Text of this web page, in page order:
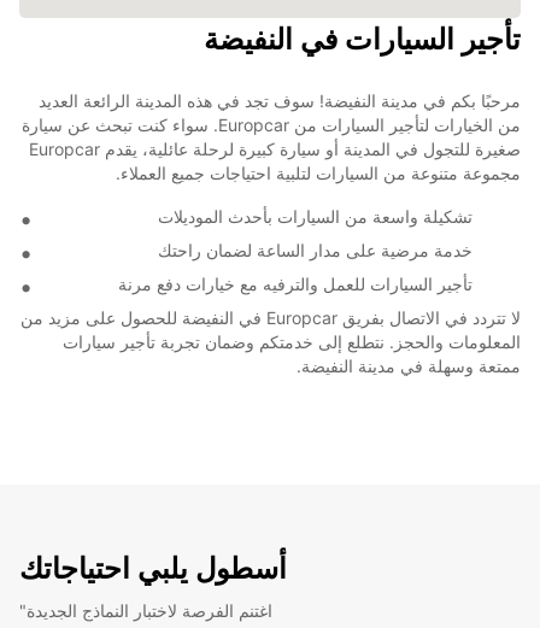
تأجير السيارات في النفيضة
مرحبًا بكم في مدينة النفيضة! سوف تجد في هذه المدينة الرائعة العديد
من الخيارات لتأجير السيارات من Europcar. سواء كنت تبحث عن سيارة
صغيرة للتجول في المدينة أو سيارة كبيرة لرحلة عائلية، يقدم Europcar
مجموعة متنوعة من السيارات لتلبية احتياجات جميع العملاء.
تشكيلة واسعة من السيارات بأحدث الموديلات
خدمة مرضية على مدار الساعة لضمان راحتك
تأجير السيارات للعمل والترفيه مع خيارات دفع مرنة
لا تتردد في الاتصال بفريق Europcar في النفيضة للحصول على مزيد من
المعلومات والحجز. نتطلع إلى خدمتكم وضمان تجربة تأجير سيارات
ممتعة وسهلة في مدينة النفيضة.
أسطول يلبي احتياجاتك
"اغتنم الفرصة لاختبار النماذج الجديدة